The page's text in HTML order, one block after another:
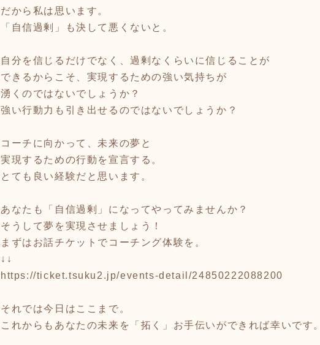
だから私は思います。
「自信過剰」も決して悪くないと。
自分を信じるだけでなく、過剰なくらいに信じることが
できるからこそ、実現するための強い気持ちが
湧くのではないでしょうか？
強い行動力も引き出せるのではないでしょうか？
コーチに向かって、未来の夢と
実現するための行動を宣言する。
とても良い経験だと思います。
あなたも「自信過剰」になってやってみませんか？
そうして夢を実現させましょう！
まずはお話チケットでコーチング体験を。
↓↓
https://ticket.tsuku2.jp/events-detail/24850222088200
それでは今日はここまで。
これからもあなたの未来を「拓く」お手伝いができれば幸いです。